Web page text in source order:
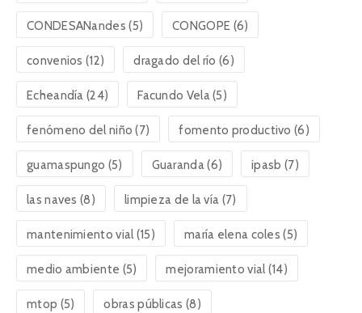
CONDESANandes (5) CONGOPE (6)
convenios (12) dragado del río (6)
Echeandía (24) Facundo Vela(5)
fenómeno del niño (7) fomento productivo (6)
guamaspungo (5) Guaranda(6) ipasb (7)
las naves (8) limpieza de la vía (7)
mantenimiento vial(15) maría elena coles (5)
medio ambiente (5) mejoramiento vial(14)
mtop (5) obras públicas (8)